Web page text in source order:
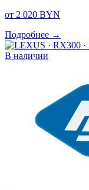
от 2 020 BYN
Подробнее →
В наличии